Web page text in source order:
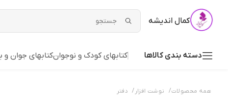
کمال اندیشه
دسته بندی کالاها کتابهای کودک و نوجوانکتابهای جوان و
همه محصولات/ نوشت افزار / دفتر